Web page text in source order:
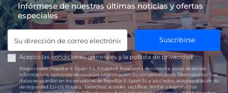
Infórmese de nuestras últimas noticias y ofertas
especiales
Suscribirse
Acepto las condiciones generales y lapolítica de privacidad
Responsable:PepeBar E-Spain S.L. Finalidad: Respuesta de consulta, envío de emails
informativos, opiniones de usuarios. Legitimación: Su consentimiento. Destinatarios:Sus
datos se guardan en los servidores de PepeBar E-Spain SL y asociados, acogido al acuerdo
de seguridad EU-US Privacy.
Derechos: acceder, rectificar, limitar y suprimir tus